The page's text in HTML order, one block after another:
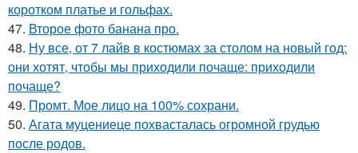
коротком платье и гольфах.
47. Второе фото банана про.
48. Ну все, от 7 лайв в костюмах за столом на новый год:
они хотят, чтобы мы приходили почаще: приходили
почаще?
49. Промт. Мое лицо на 100% сохрани.
50. Агата муцениеце похвасталась огромной грудью
после родов.